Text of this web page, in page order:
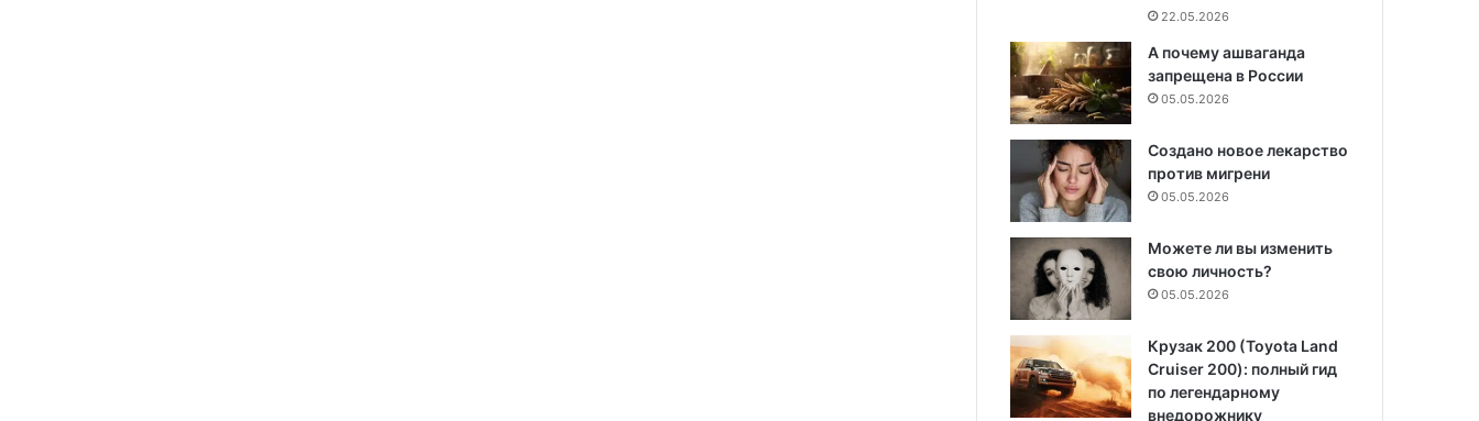
22.05.2026
А почему ашваганда
запрещена в России
05.05.2026
Создано новое лекарство
против мигрени
05.05.2026
Можете ли вы изменить
свою личность?
05.05.2026
Крузак 200 (Toyota Land
Cruiser 200): полный гид
по легендарному
внедорожнику